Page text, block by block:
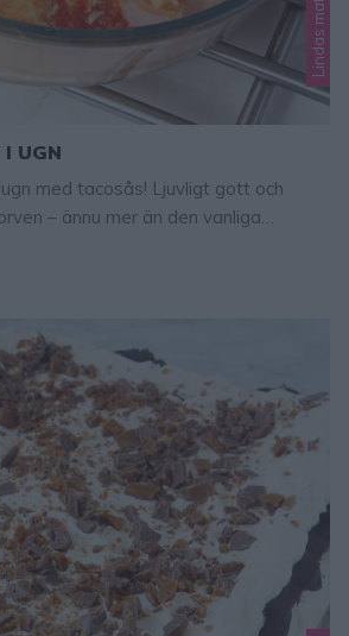
I UGN
med tacosås! Ljuvligt gott och
– ännu mer än den vanliga
(mild, medium eller stark) 1 dl
Skär …